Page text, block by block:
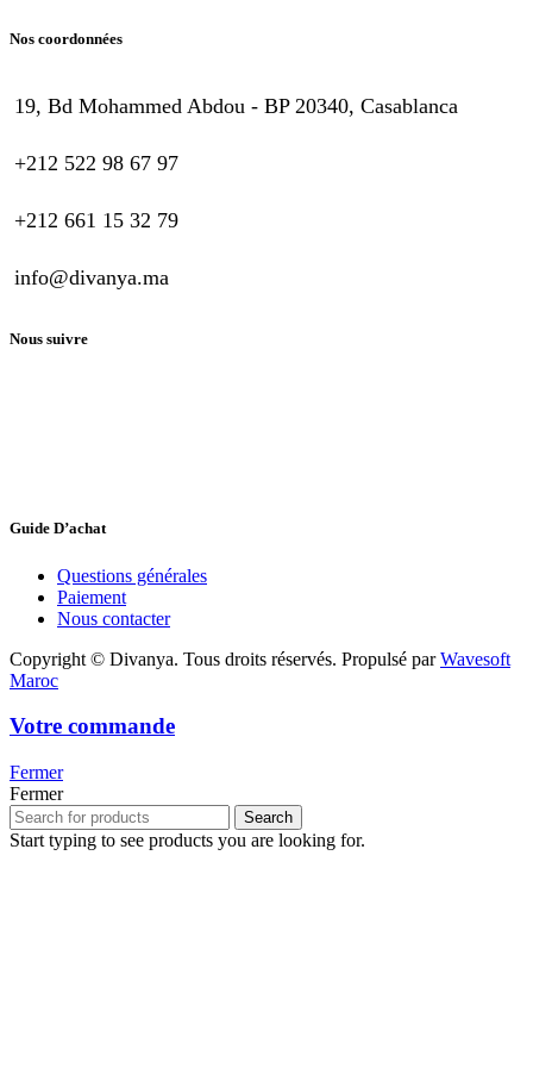
Nos coordonnées
19, Bd Mohammed Abdou - BP 20340, Casablanca
+212 522 98 67 97
+212 661 15 32 79
info@divanya.ma
Nous suivre
Guide D’achat
Questions générales
Paiement
Nous contacter
Copyright © Divanya. Tous droits réservés. Propulsé parWavesoft
Maroc
Votre commande
Fermer
Fermer
Search
Start typing to see products you are looking for.